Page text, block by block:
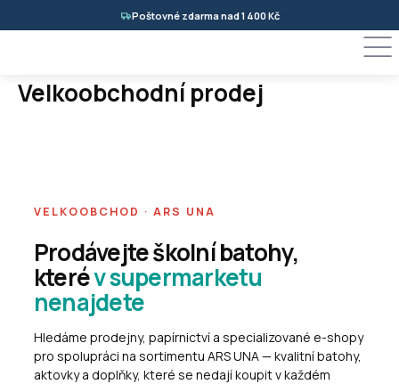
Poštovné zdarma nad 1 400 Kč
Velkoobchodní prodej
VELKOOBCHOD · ARS UNA
Prodávejte školní batohy,
kterév supermarketu
nenajdete
Hledáme prodejny, papírnictví a specializované e-shopy
pro spolupráci na sortimentu ARS UNA — kvalitní batohy,
aktovky a doplňky, které se nedají koupit v každém